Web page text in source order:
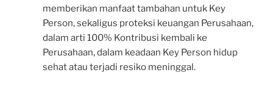
memberikan manfaat tambahan untuk Key
Person, sekaligus proteksi keuangan Perusahaan,
dalam arti 100% Kontribusi kembali ke
Perusahaan, dalam keadaan Key Person hidup
sehat atau terjadi resiko meninggal.